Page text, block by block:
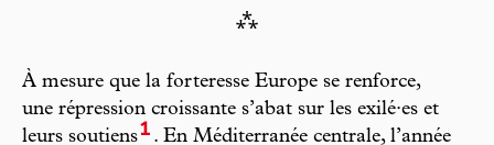
⁂
À mesure que la forteresse Europe se renforce,
une répression croissante s’abat sur les exilé·es et
leurs soutiens1 . En Méditerranée centrale, l’année